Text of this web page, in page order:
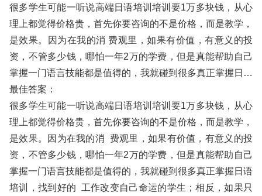
很多学生可能一听说高端日语培训培训要1万多块钱，从心
理上都觉得价格贵，首先你要咨询的不是价格，而是教学，
是效果。因为在我的消 费观里，如果有价值，有意义的投
资，不管多少钱，哪怕一年2万的学费，但是真能帮助自己
掌握一门语言技能都是值得的，我就碰到很多真正掌握日…
最佳答案：
很多学生可能一听说高端日语培训培训要1万多块钱，从心
理上都觉得价格贵，首先你要咨询的不是价格，而是教学，
是效果。因为在我的消 费观里，如果有价值，有意义的投
资，不管多少钱，哪怕一年2万的学费，但是真能帮助自己
掌握一门语言技能都是值得的，我就碰到很多真正掌握日语
培训，找到好的 工作改变自己命运的学生；相反，如果只